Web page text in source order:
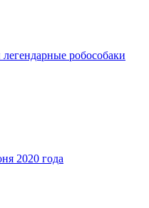
робособаки
2020 года